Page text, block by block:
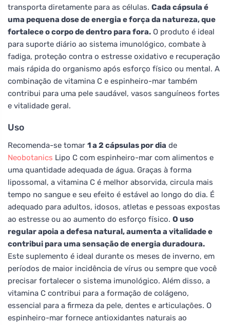
transporta diretamente para as células. Cada cápsula é
uma pequena dose de energia e força da natureza, que
fortalece o corpo de dentro para fora. O produto é ideal
para suporte diário ao sistema imunológico, combate à
fadiga, proteção contra o estresse oxidativo e recuperação
mais rápida do organismo após esforço físico ou mental. A
combinação de vitamina C e espinheiro-mar também
contribui para uma pele saudável, vasos sanguíneos fortes
e vitalidade geral.
Uso
Recomenda-se tomar 1 a 2 cápsulas por dia de
Neobotanics Lipo C com espinheiro-mar com alimentos e
uma quantidade adequada de água. Graças à forma
lipossomal, a vitamina C é melhor absorvida, circula mais
tempo no sangue e seu efeito é estável ao longo do dia. É
adequado para adultos, idosos, atletas e pessoas expostas
ao estresse ou ao aumento do esforço físico. O uso
regular apoia a defesa natural, aumenta a vitalidade e
contribui para uma sensação de energia duradoura.
Este suplemento é ideal durante os meses de inverno, em
períodos de maior incidência de vírus ou sempre que você
precisar fortalecer o sistema imunológico. Além disso, a
vitamina C contribui para a formação de colágeno,
essencial para a firmeza da pele, dentes e articulações. O
espinheiro-mar fornece antioxidantes naturais ao